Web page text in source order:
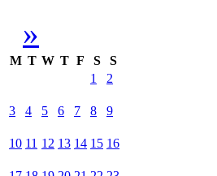
»
M T W T F S
S
1
2
3 4 5 6 7 8 9
10 11 12 13 14 15 16